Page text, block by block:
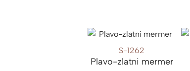
S-1262
Plavo-zlatni mermer